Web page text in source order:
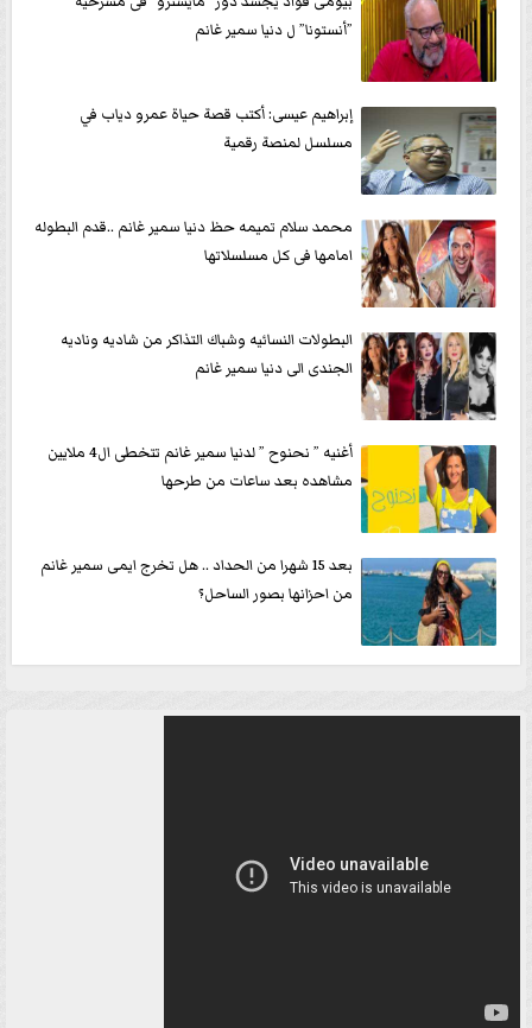
”أنستونا” ل دنيا سمير غانم
إبراهيم عيسى: أكتب قصة حياة عمرو دياب في
مسلسل لمنصة رقمية
محمد سلام تميمه حظ دنيا سمير غانم ..قدم البطوله
امامها فى كل مسلسلاتها
البطولات النسائيه وشباك التذاكر من شاديه وناديه
الجندى الى دنيا سمير غانم
أغنيه ” نحنوح ” لدنيا سمير غانم تتخطى ال4 ملايين
مشاهده بعد ساعات من طرحها
بعد 15 شهرا من الحداد .. هل تخرج ايمى سمير غانم
من احزانها بصور الساحل؟